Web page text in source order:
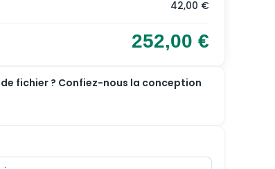
42,00 €
252,00 €
de fichier ? Confiez-nous la conception